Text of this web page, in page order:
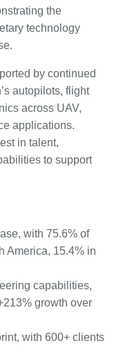
the
technology
by continued
autopilots, flight
across UAV,
applications.
in talent,
to support
with 75.6% of
America, 15.4% in
capabilities,
growth over
with 600+ clients